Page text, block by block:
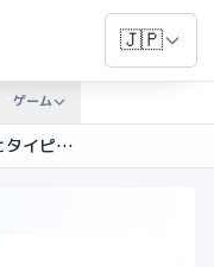
🇯🇵
ゲーム
WPM目安表とタイピング平均